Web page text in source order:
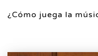
¿Cómo juega la